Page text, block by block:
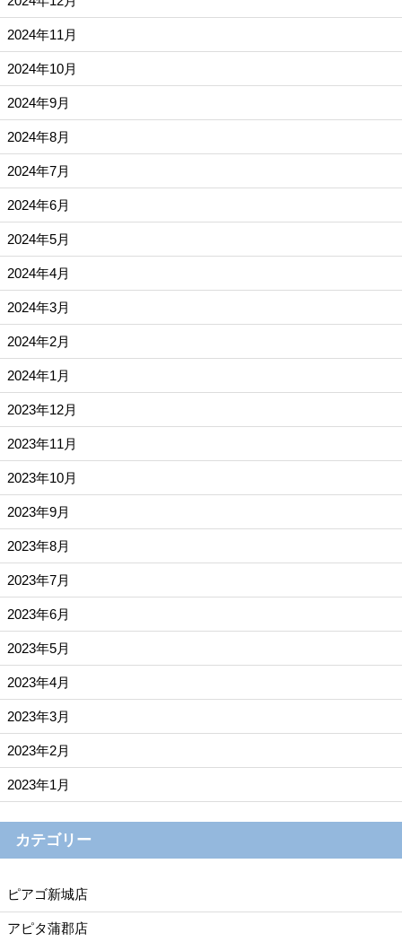
2024年11月
2024年10月
2024年9月
2024年8月
2024年7月
2024年6月
2024年5月
2024年4月
2024年3月
2024年2月
2024年1月
2023年12月
2023年11月
2023年10月
2023年9月
2023年8月
2023年7月
2023年6月
2023年5月
2023年4月
2023年3月
2023年2月
2023年1月
カテゴリー
ピアゴ新城店
アピタ蒲郡店